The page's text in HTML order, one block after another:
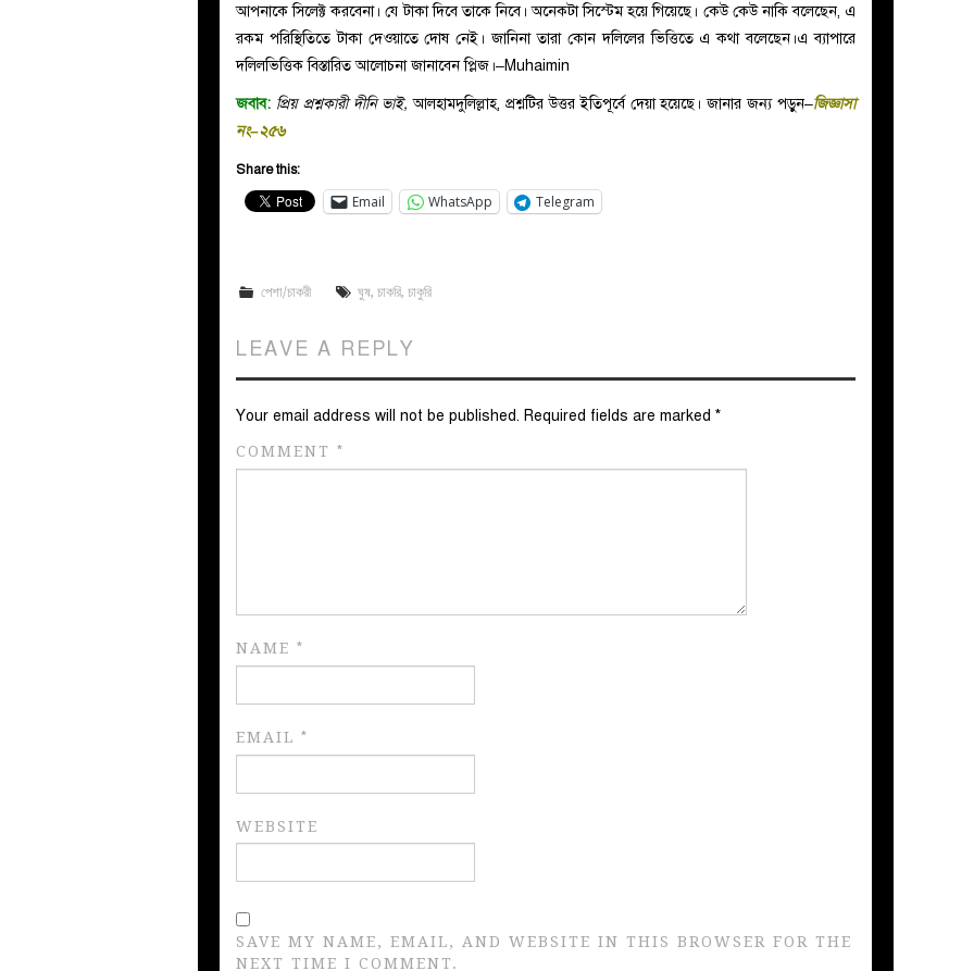
আপনাকে সিলেক্ট করবেনা। যে টাকা দিবে তাকে নিবে। অনেকটা সিস্টেম হয়ে গিয়েছে। কেউ কেউ নাকি বলেছেন, এ
রকম পরিস্থিতিতে টাকা দেওয়াতে দোষ নেই। জানিনা তারা কোন দলিলের ভিত্তিতে এ কথা বলেছেন।এ ব্যাপারে
দলিলভিত্তিক বিস্তারিত আলোচনা জানাবেন প্লিজ।–Muhaimin
জবাব: প্রিয় প্রশ্নকারী দীনি ভাই,আলহামদুলিল্লাহ, প্রশ্নটির উত্তর ইতিপূর্বে দেয়া হয়েছে। জানার জন্য পড়ুন–জিজ্ঞাসা
নং–২৫৬
Share this:
Email WhatsApp Telegram
পেশা/চাকরী ঘুষ,চাকরি,চাকুরি
LEAVE A REPLY
Your email address will not be published. Required fields are marked *
COMMENT *
NAME *
EMAIL *
WEBSITE
SAVE MY NAME, EMAIL, AND WEBSITE IN THIS BROWSER FOR THE
NEXT TIME I COMMENT.